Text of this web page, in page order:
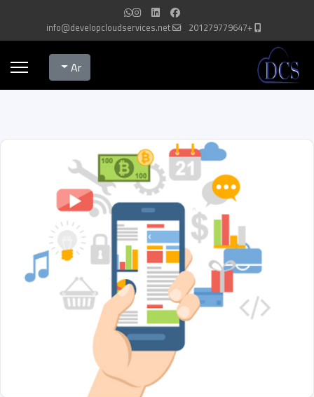
+201279779647
info@developcloudservices.net
Select your language
Ar